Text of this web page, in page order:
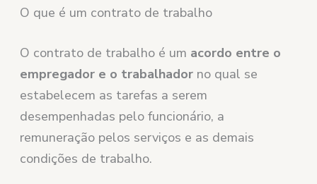
O que é um contrato de trabalho
O contrato de trabalho é um acordo entre o
empregador e o trabalhador no qual se
estabelecem as tarefas a serem
desempenhadas pelo funcionário, a
remuneração pelos serviços e as demais
condições de trabalho.